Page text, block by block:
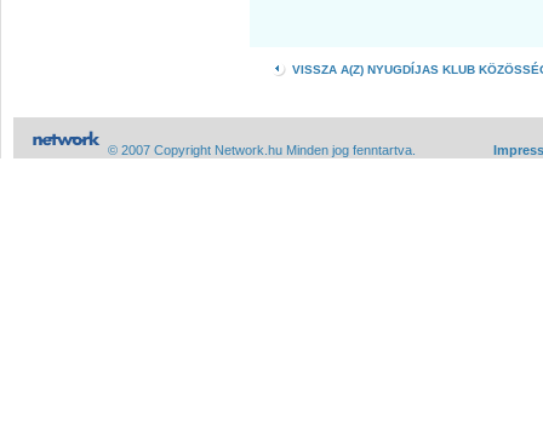
VISSZA A(Z) NYUGDÍJAS KLUB
© 2007 Copyright Network.hu Minden jog fenntartva.